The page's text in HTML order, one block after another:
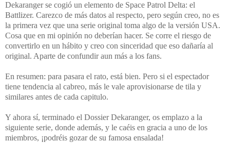
Dekaranger se cogió un elemento de Space Patrol Delta: el
Battlizer. Carezco de más datos al respecto, pero según creo, no es
la primera vez que una serie original toma algo de la versión USA.
Cosa que en mi opinión no deberían hacer. Se corre el riesgo de
convertirlo en un hábito y creo con sinceridad que eso dañaría al
original. Aparte de confundir aun más a los fans.
En resumen: para pasara el rato, está bien. Pero si el espectador
tiene tendencia al cabreo, más le vale aprovisionarse de tila y
similares antes de cada capitulo.
Y ahora sí, terminado el Dossier Dekaranger, os emplazo a la
siguiente serie, donde además, y le caéis en gracia a uno de los
miembros, ¡podréis gozar de su famosa ensalada!